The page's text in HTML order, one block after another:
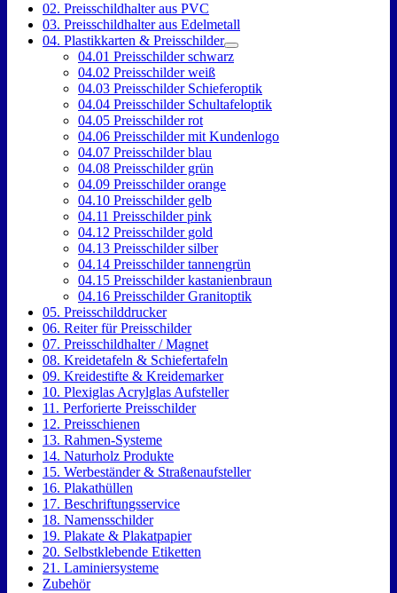
02. Preisschildhalter aus PVC
03. Preisschildhalter aus Edelmetall
04. Plastikkarten & Preisschilder
04.01 Preisschilder schwarz
04.02 Preisschilder weiß
04.03 Preisschilder Schieferoptik
04.04 Preisschilder Schultafeloptik
04.05 Preisschilder rot
04.06 Preisschilder mit Kundenlogo
04.07 Preisschilder blau
04.08 Preisschilder grün
04.09 Preisschilder orange
04.10 Preisschilder gelb
04.11 Preisschilder pink
04.12 Preisschilder gold
04.13 Preisschilder silber
04.14 Preisschilder tannengrün
04.15 Preisschilder kastanienbraun
04.16 Preisschilder Granitoptik
05. Preisschilddrucker
06. Reiter für Preisschilder
07. Preisschildhalter / Magnet
08. Kreidetafeln & Schiefertafeln
09. Kreidestifte & Kreidemarker
10. Plexiglas Acrylglas Aufsteller
11. Perforierte Preisschilder
12. Preisschienen
13. Rahmen-Systeme
14. Naturholz Produkte
15. Werbeständer & Straßenaufsteller
16. Plakathüllen
17. Beschriftungsservice
18. Namensschilder
19. Plakate & Plakatpapier
20. Selbstklebende Etiketten
21. Laminiersysteme
Zubehör